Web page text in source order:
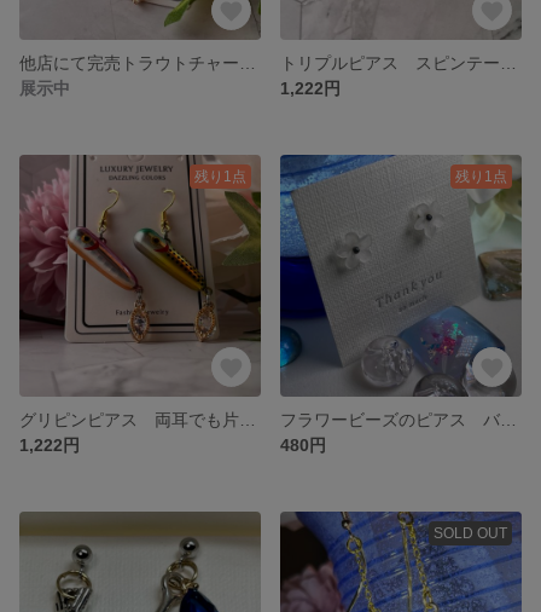
展示中
1,222円
残り1点
1,222円
残り1点
480円
SOLD OUT